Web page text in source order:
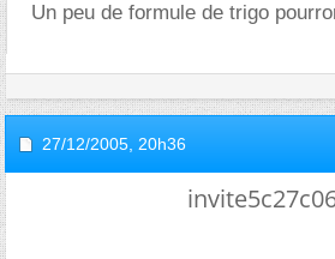
Un peu de formule de trigo
27/12/2005, 20h36